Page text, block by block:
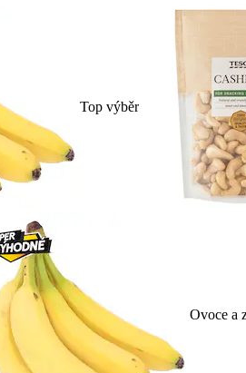
Top výběr
Ovoce a